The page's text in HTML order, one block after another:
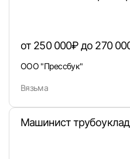
от 250 000₽ до 270
ООО "Прессбук"
Вязьма
Машинист